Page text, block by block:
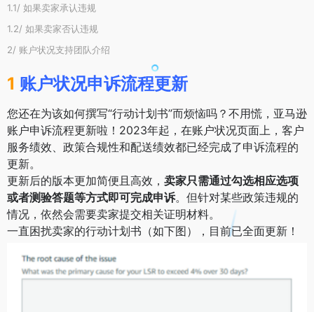
1.1/ 如果卖家承认违规
1.2/ 如果卖家否认违规
2/ 账户状况支持团队介绍
1 账户状况申诉流程更新
您还在为该如何撰写“行动计划书”而烦恼吗？不用慌，亚马逊
账户申诉流程更新啦！2023年起，在账户状况页面上，客户
服务绩效、政策合规性和配送绩效都已经完成了申诉流程的
更新。
更新后的版本更加简便且高效， 卖家只需通过勾选相应选项
或者测验答题等方式即可完成申诉。但针对某些政策违规的
情况，依然会需要卖家提交相关证明材料。
一直困扰卖家的行动计划书（如下图），目前已全面更新！